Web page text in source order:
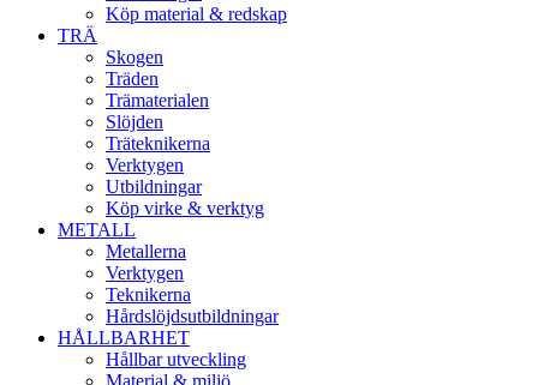
Köp material & redskap
TRÄ
Skogen
Träden
Trämaterialen
Slöjden
Träteknikerna
Verktygen
Utbildningar
Köp virke & verktyg
METALL
Metallerna
Verktygen
Teknikerna
Hårdslöjdsutbildningar
HÅLLBARHET
Hållbar utveckling
Material & miljö